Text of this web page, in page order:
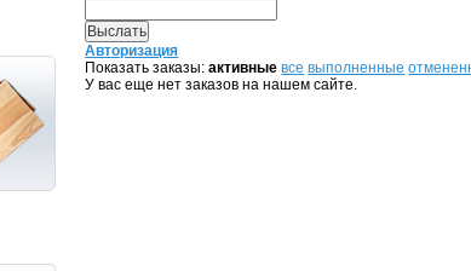
Авторизация
Показать заказы: активные все выполненные
У вас еще нет заказов на нашем сайте.